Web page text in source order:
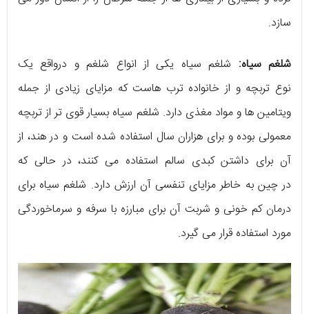
سازد.
شلغم سیاه: شلغم سیاه یکی از انواع شلغم و درواقع یک
نوع تربچه و از خانواده ترب هاست که مزایای زیادی از جمله
ویتامین ها و مواد مغذی دارد. شلغم سیاه بسیار قوی تر از تربچه
معمولی بوده و برای هزاران سال استفاده شده است و در هند، از
آن برای داشتن کبدی سالم استفاده می کنند، در حالی که
در چین به خاطر مزایای تنفسی آن ارزش دارد. شلغم سیاه برای
درمان کم خونی و شربت آن برای مبارزه با سرفه و سرماخوردگی
مورد استفاده قرار می گیرد.